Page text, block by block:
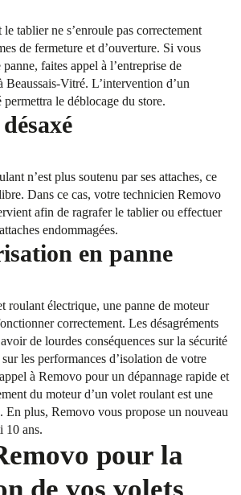
tablier ne s’enroule pas correctement
de fermeture et d’ouverture. Si vous
faites appel à l’entreprise de
Beaussais-Vitré. L’intervention d’un
le déblocage du store.
n’est plus soutenu par ses attaches, ce
Dans ce cas, votre technicien Removo
afin de ragrafer le tablier ou effectuer
endommagées.
en panne
roulant électrique, une panne de moteur
correctement. Les désagréments
de lourdes conséquences sur la sécurité
les performances d’isolation de votre
à Removo pour un dépannage rapide et
du moteur d’un volet roulant est une
En plus, Removo vous propose un nouveau
10 ans.
pour la